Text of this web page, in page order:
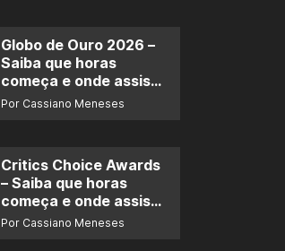
Globo de Ouro 2026 –
Saiba que horas
começa e onde assistir
ao prêmio
Por Cassiano Meneses
Critics Choice Awards
– Saiba que horas
começa e onde assistir
ao prêmio
Por Cassiano Meneses